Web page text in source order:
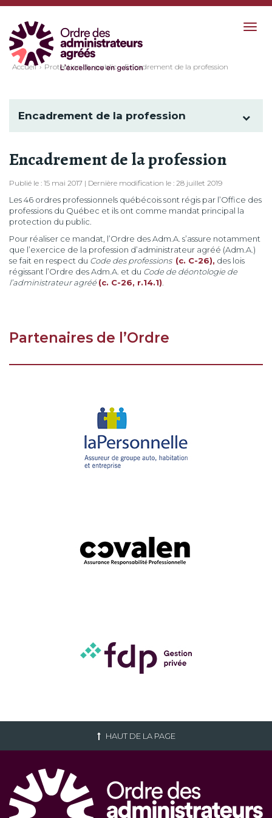
Accueil Protection du public Encadrement de la profession
Encadrement de la profession
Encadrement de la profession
Publié le : 15 mai 2017 | Dernière modification le : 28 juillet 2019
Les 46 ordres professionnels québécois sont régis par l’Office des
professions du Québec et ils ont comme mandat principal la
protection du public.
Pour réaliser ce mandat, l’Ordre des Adm.A. s’assure notamment
que l’exercice de la profession d’administrateur agréé (Adm.A.)
se fait en respect du Code des professions (c. C-26), des lois
régissant l’Ordre des Adm.A. et du Code de déontologie de
l’administrateur agréé (c. C-26, r.14.1)
Partenaires de l’Ordre
HAUT DE LA PAGE